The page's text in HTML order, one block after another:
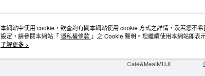
店舖情報
門市服務
Café&MealMUJI
本網站中使用 cookie，欲查詢有關本網站使用 cookie 方式之詳情，及若您不
設定，請參閱本網站「 隱私權條款 」之 Cookie 聲明。您繼續使用本網站即
使用 cookie。
了解更多 >